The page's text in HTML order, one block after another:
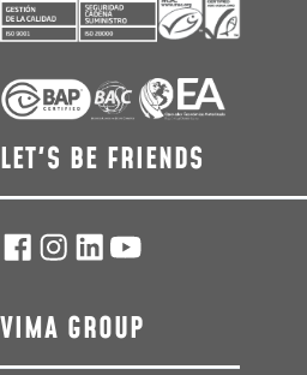
LET'S BE FRIENDS
VIMA GROUP